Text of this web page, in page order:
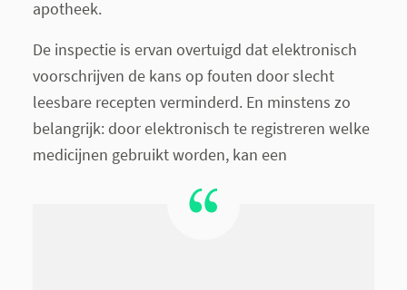
apotheek.
De inspectie is ervan overtuigd dat elektronisch
voorschrijven de kans op fouten door slecht
leesbare recepten verminderd. En minstens zo
belangrijk: door elektronisch te registreren welke
medicijnen gebruikt worden, kan een